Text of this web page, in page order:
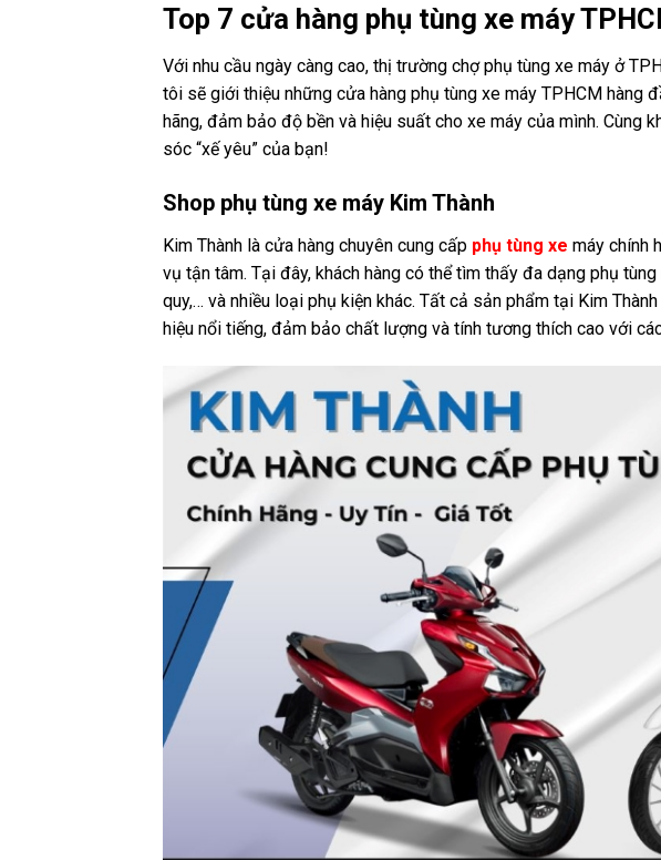
Top 7 cửa hàng phụ tùng xe máy
Với nhu cầu ngày càng cao, thị trường chợ phụ tùng xe máy ở
tôi sẽ giới thiệu những cửa hàng phụ tùng xe máy TPHCM hàng
hãng, đảm bảo độ bền và hiệu suất cho xe máy của mình. Cùng
sóc “xế yêu” của bạn!
Shop phụ tùng xe máy Kim Thành
Kim Thành là cửa hàng chuyên cung cấp phụ tùng xe máy chính
vụ tận tâm. Tại đây, khách hàng có thể tìm thấy đa dạng phụ
quy,… và nhiều loại phụ kiện khác. Tất cả sản phẩm tại Kim
hiệu nổi tiếng, đảm bảo chất lượng và tính tương thích cao với